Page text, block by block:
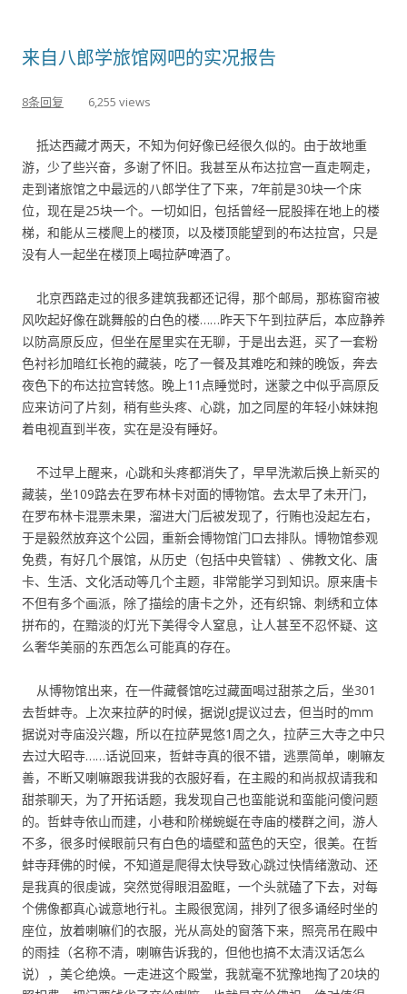
来自八郎学旅馆网吧的实况报告
8条回复 6,255 views
抵达西藏才两天，不知为何好像已经很久似的。由于故地重
游，少了些兴奋，多谢了怀旧。我甚至从布达拉宫一直走啊走，
走到诸旅馆之中最远的八郎学住了下来，7年前是30块一个床
位，现在是25块一个。一切如旧，包括曾经一屁股摔在地上的楼
梯，和能从三楼爬上的楼顶，以及楼顶能望到的布达拉宫，只是
没有人一起坐在楼顶上喝拉萨啤酒了。
北京西路走过的很多建筑我都还记得，那个邮局，那栋窗帘被
风吹起好像在跳舞般的白色的楼……昨天下午到拉萨后，本应静养
以防高原反应，但坐在屋里实在无聊，于是出去逛，买了一套粉
色衬衫加暗红长袍的藏装，吃了一餐及其难吃和辣的晚饭，奔去
夜色下的布达拉宫转悠。晚上11点睡觉时，迷蒙之中似乎高原反
应来访问了片刻，稍有些头疼、心跳，加之同屋的年轻小妹妹抱
着电视直到半夜，实在是没有睡好。
不过早上醒来，心跳和头疼都消失了，早早洗漱后换上新买的
藏装，坐109路去在罗布林卡对面的博物馆。去太早了未开门，
在罗布林卡混票未果，溜进大门后被发现了，行贿也没起左右，
于是毅然放弃这个公园，重新会博物馆门口去排队。博物馆参观
免费，有好几个展馆，从历史（包括中央管辖）、佛教文化、唐
卡、生活、文化活动等几个主题，非常能学习到知识。原来唐卡
不但有多个画派，除了描绘的唐卡之外，还有织锦、刺绣和立体
拼布的，在黯淡的灯光下美得令人窒息，让人甚至不忍怀疑、这
么奢华美丽的东西怎么可能真的存在。
从博物馆出来，在一件藏餐馆吃过藏面喝过甜茶之后，坐301
去哲蚌寺。上次来拉萨的时候，据说lg提议过去，但当时的mm
据说对寺庙没兴趣，所以在拉萨晃悠1周之久，拉萨三大寺之中只
去过大昭寺……话说回来，哲蚌寺真的很不错，逃票简单，喇嘛友
善，不断又喇嘛跟我讲我的衣服好看，在主殿的和尚叔叔请我和
甜茶聊天，为了开拓话题，我发现自己也蛮能说和蛮能问傻问题
的。哲蚌寺依山而建，小巷和阶梯蜿蜒在寺庙的楼群之间，游人
不多，很多时候眼前只有白色的墙壁和蓝色的天空，很美。在哲
蚌寺拜佛的时候，不知道是爬得太快导致心跳过快情绪激动、还
是我真的很虔诚，突然觉得眼泪盈眶，一个头就磕了下去，对每
个佛像都真心诚意地行礼。主殿很宽阔，排列了很多诵经时坐的
座位，放着喇嘛们的衣服，光从高处的窗落下来，照亮吊在殿中
的雨挂（名称不清，喇嘛告诉我的，但他也搞不太清汉话怎么
说），美仑绝焕。一走进这个殿堂，我就毫不犹豫地掏了20块的